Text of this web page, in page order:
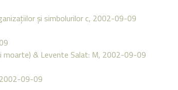
şi simbolurilor c, 2002-09-09
moarte) & Levente Salat: M, 2002-09-09
2002-09-09